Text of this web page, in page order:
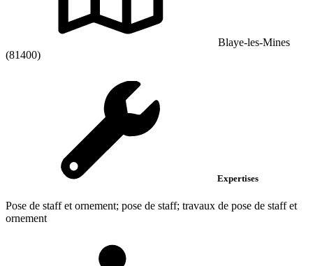
Blaye-les-Mines
(81400)
Expertises
Pose de staff et ornement; pose de staff; travaux de pose de staff et
ornement